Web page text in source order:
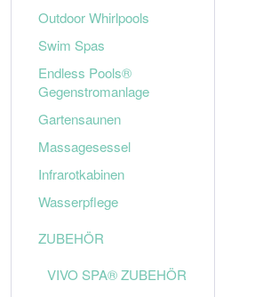
Outdoor Whirlpools
Swim Spas
Endless Pools®
Gegenstromanlage
Gartensaunen
Massagesessel
Infrarotkabinen
Wasserpflege
ZUBEHÖR
VIVO SPA® ZUBEHÖR